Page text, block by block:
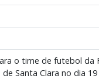
o time de futebol da
Santa Clara no dia